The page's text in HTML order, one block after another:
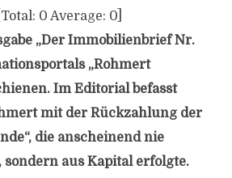
[Total: 0 Average: 0]
„Der Immobilienbrief Nr.
„Rohmert
Im Editorial befasst
mit der Rückzahlung der
die anscheinend nie
aus Kapital erfolgte.